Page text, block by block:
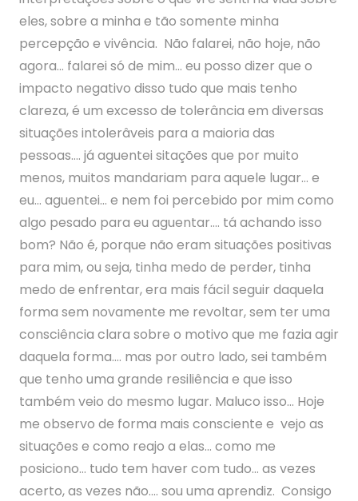
eles, sobre a minha e tão somente minha
percepção e vivência. Não falarei, não hoje, não
agora… falarei só de mim… eu posso dizer que o
impacto negativo disso tudo que mais tenho
clareza, é um excesso de tolerância em diversas
situações intolerâveis para a maioria das
pessoas…. já aguentei sitações que por muito
menos, muitos mandariam para aquele lugar… e
eu… aguentei… e nem foi percebido por mim como
algo pesado para eu aguentar…. tá achando isso
bom? Não é, porque não eram situações positivas
para mim, ou seja, tinha medo de perder, tinha
medo de enfrentar, era mais fácil seguir daquela
forma sem novamente me revoltar, sem ter uma
consciência clara sobre o motivo que me fazia agir
daquela forma…. mas por outro lado, sei também
que tenho uma grande resiliência e que isso
também veio do mesmo lugar. Maluco isso… Hoje
me observo de forma mais consciente e vejo as
situações e como reajo a elas… como me
posiciono… tudo tem haver com tudo… as vezes
acerto, as vezes não…. sou uma aprendiz. Consigo